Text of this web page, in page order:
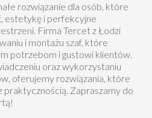
rozwiązanie dla osób, które
estetykę i perfekcyjne
Firma Tercet z Łodzi
i montażu szaf, które
potrzebom i gustowi klientów.
oraz wykorzystaniu
oferujemy rozwiązania, które
praktycznością. Zapraszamy do